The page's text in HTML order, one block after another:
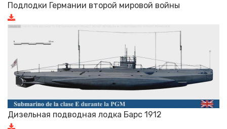
Подлодки Германии второй мировой войны
Дизельная подводная лодка Барс 1912